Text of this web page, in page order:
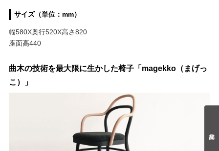
サイズ（単位：mm）
幅580X奥行520X高さ820
座面高440
曲木の技術を最大限に生かした椅子「magekko（まげっ
こ）」